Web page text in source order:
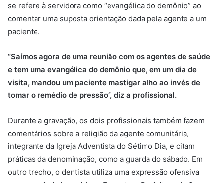
se refere à servidora como “evangélica do demônio” ao
comentar uma suposta orientação dada pela agente a um
paciente.
“Saímos agora de uma reunião com os agentes de saúde
e tem uma evangélica do demônio que, em um dia de
visita, mandou um paciente mastigar alho ao invés de
tomar o remédio de pressão”, diz a profissional.
Durante a gravação, os dois profissionais também fazem
comentários sobre a religião da agente comunitária,
integrante da Igreja Adventista do Sétimo Dia, e citam
práticas da denominação, como a guarda do sábado. Em
outro trecho, o dentista utiliza uma expressão ofensiva